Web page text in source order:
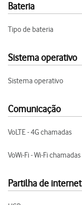
Bateria
Tipo de bateria
Sistema operativo
Sistema operativo
Comunicação
VoLTE - 4G chamadas
VoWi-Fi - Wi-Fi chamadas
Partilha de internet